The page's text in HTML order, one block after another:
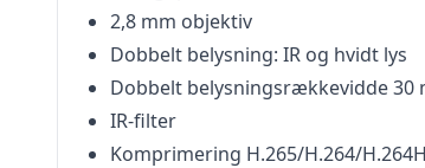
2,8 mm objektiv
Dobbelt belysning: IR og hvidt lys
Dobbelt belysningsrækkevidde 30
IR-filter
Komprimering H.265/H.264/